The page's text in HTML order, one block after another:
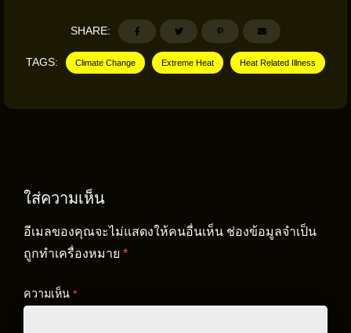
SHARE:
TAGS: Climate Change Extreme Heat Heat Related Illness
ใส่ความเห็น
อีเมลของคุณจะไม่แสดงให้คนอื่นเห็น ช่องข้อมูลจำเป็น
ถูกทำเครื่องหมาย *
ความเห็น *